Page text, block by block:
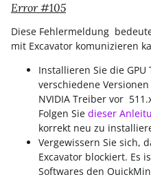
Error #105
Diese Fehlermeldung
mit Excavator komunizieren
Installieren Sie die
verschiedene
NVIDIA Treiber vor
Folgen Sie dieser
korrekt neu zu
Vergewissern Sie sich,
Excavator blockiert. Es
Softwares den